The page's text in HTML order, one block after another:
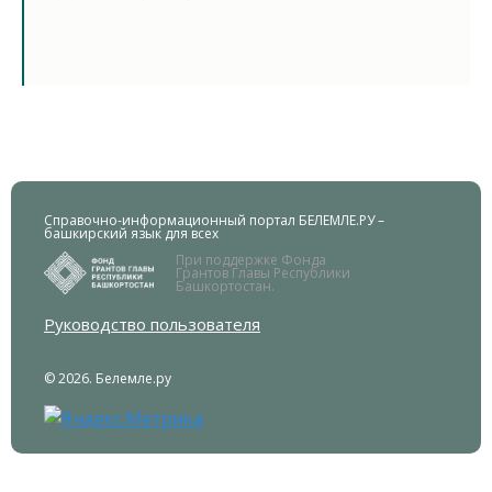
Справочно-информационный портал БЕЛЕМЛЕ.РУ –
башкирский язык для всех
При поддержке Фонда
Грантов Главы Республики
Башкортостан.
Руководство пользователя
© 2026. Белемле.ру